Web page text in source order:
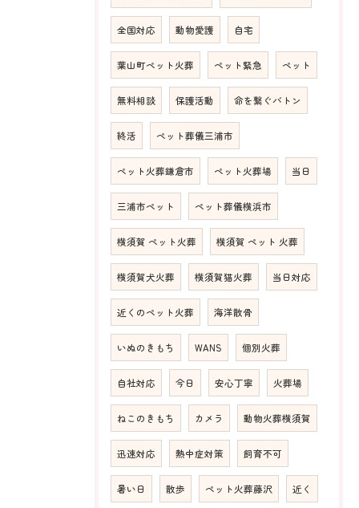
全国対応 動物愛護 自宅
葉山町ペット火葬 ペット緊急 ペット
無料相談 保護活動 命を繋ぐバトン
終活 ペット葬儀三浦市
ペット火葬鎌倉市 ペット火葬場 当日
三浦市ペット ペット葬儀横浜市
横須賀 ペット火葬 横須賀 ペット 火葬
横須賀犬火葬 横須賀猫火葬 当日対応
近くのペット火葬 海洋散骨
いぬのきもち WANS 個別火葬
自社対応 今日 安心丁寧 火葬場
ねこのきもち カメラ 動物火葬横須賀
迅速対応 熱中症対策 飼育不可
暑い日 散歩 ペット火葬藤沢 近く